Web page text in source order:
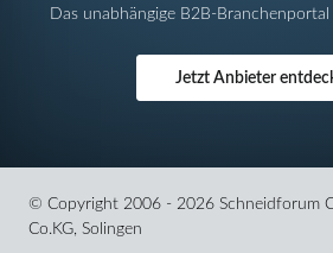
Das unabhängige B2B-
Jetzt Anbieter
© Copyright 2006 - 2026 Schneidforum
Co.KG, Solingen